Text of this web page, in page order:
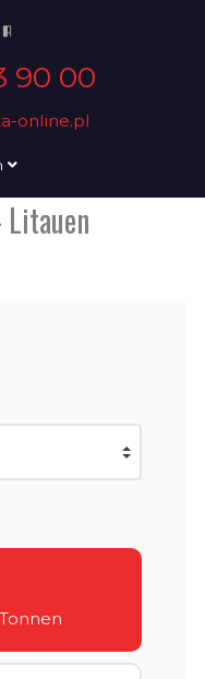
90 00
online.pl